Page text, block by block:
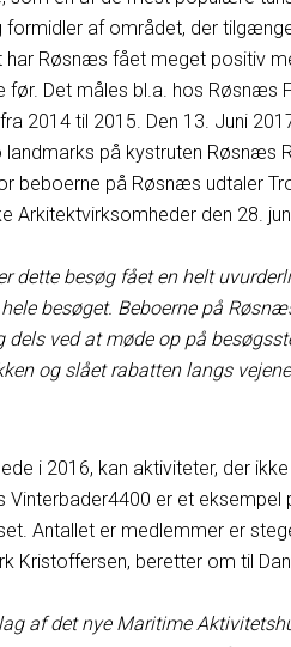
af området, der
Røsnæs fået meget positiv
Det måles bl.a. hos Røsnæs
2014 til 2015. Den 13. Juni
landmarks på kystruten Røsnæs
beboerne på Røsnæs udtaler
Arkitektvirksomheder den 28.
dette besøg fået en helt
besøget. Beboerne på
ved at møde op på
og slået rabatten langs
i 2016, kan aktiviteter, der
er et eksempel
Antallet er medlemmer er
Kristoffersen, beretter om til
af det nye Maritime